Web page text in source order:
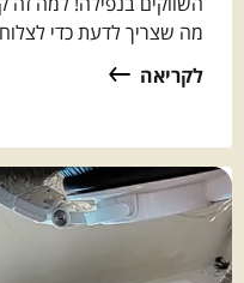
מה שצריך לדעת כדי
לקריאה